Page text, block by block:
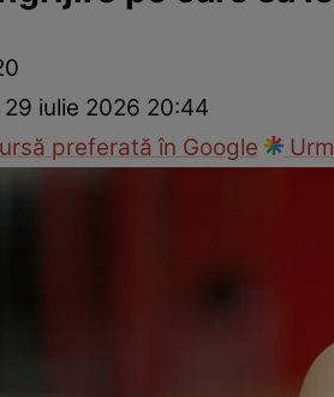
și grădină
29 iulie 2026 20:44
preferată în Google